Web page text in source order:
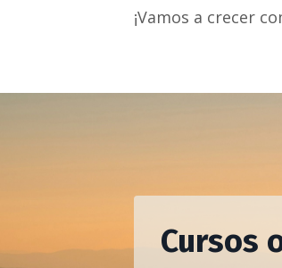
¡Vamos a crecer
Cursos